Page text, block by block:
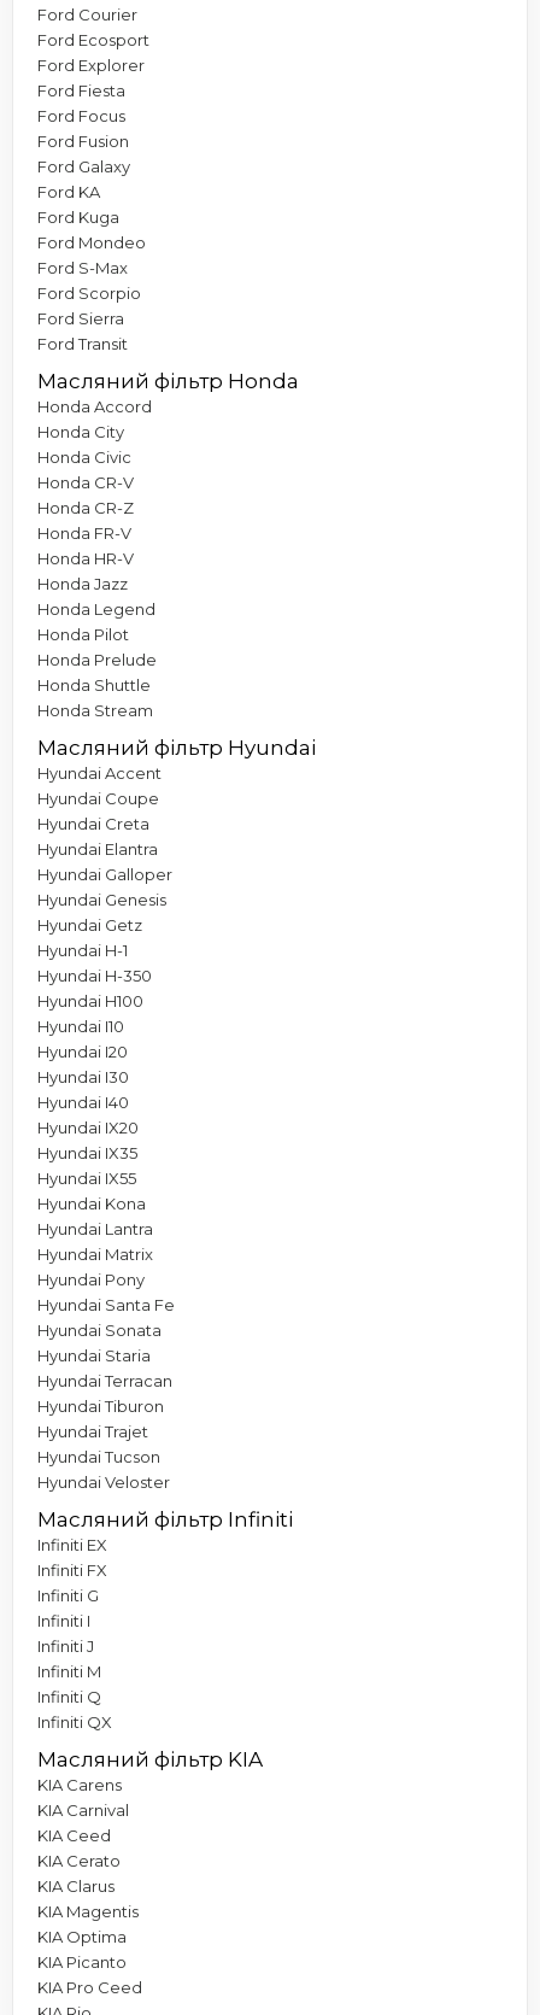
Ford Courier
Ford Ecosport
Ford Explorer
Ford Fiesta
Ford Focus
Ford Fusion
Ford Galaxy
Ford KA
Ford Kuga
Ford Mondeo
Ford S-Max
Ford Scorpio
Ford Sierra
Ford Transit
Масляний фільтр Honda
Honda Accord
Honda City
Honda Civic
Honda CR-V
Honda CR-Z
Honda FR-V
Honda HR-V
Honda Jazz
Honda Legend
Honda Pilot
Honda Prelude
Honda Shuttle
Honda Stream
Масляний фільтр Hyundai
Hyundai Accent
Hyundai Coupe
Hyundai Creta
Hyundai Elantra
Hyundai Galloper
Hyundai Genesis
Hyundai Getz
Hyundai H-1
Hyundai H-350
Hyundai H100
Hyundai I10
Hyundai I20
Hyundai I30
Hyundai I40
Hyundai IX20
Hyundai IX35
Hyundai IX55
Hyundai Kona
Hyundai Lantra
Hyundai Matrix
Hyundai Pony
Hyundai Santa Fe
Hyundai Sonata
Hyundai Staria
Hyundai Terracan
Hyundai Tiburon
Hyundai Trajet
Hyundai Tucson
Hyundai Veloster
Масляний фільтр Infiniti
Infiniti EX
Infiniti FX
Infiniti G
Infiniti I
Infiniti J
Infiniti M
Infiniti Q
Infiniti QX
Масляний фільтр KIA
KIA Carens
KIA Carnival
KIA Ceed
KIA Cerato
KIA Clarus
KIA Magentis
KIA Optima
KIA Picanto
KIA Pro Ceed